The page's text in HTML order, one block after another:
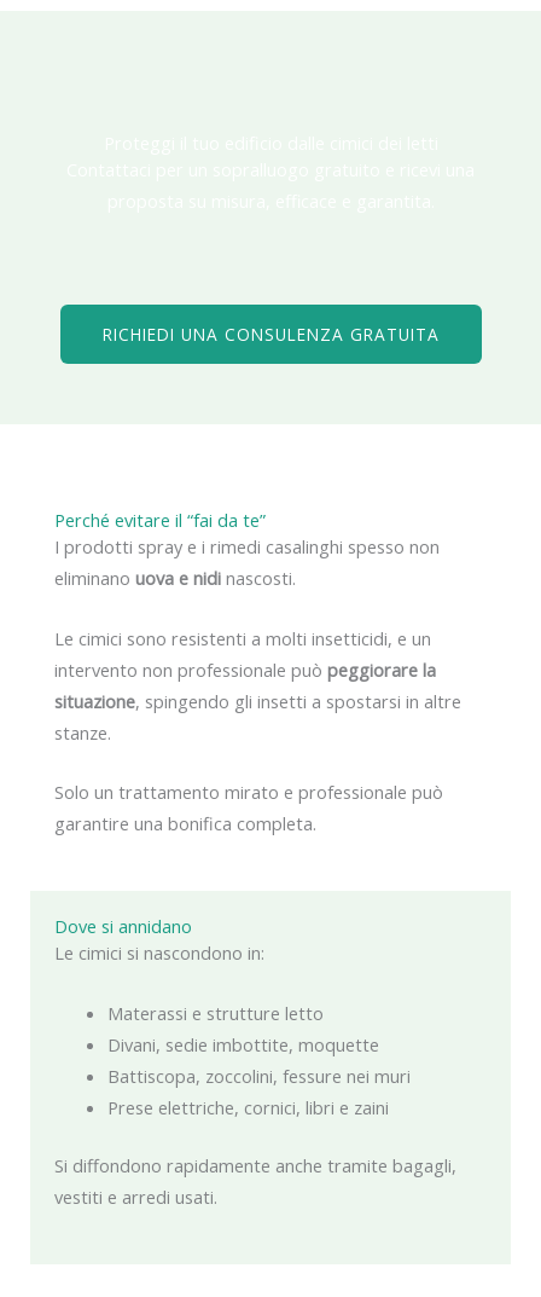
RICHIEDI UNA CONSULENZA GRATUITA
Dove si annidano
Le cimici si nascondono in:
Materassi e strutture letto
Divani, sedie imbottite, moquette
Battiscopa, zoccolini, fessure nei muri
Prese elettriche, cornici, libri e zaini
Si diffondono rapidamente anche tramite bagagli,
vestiti e arredi usati.
Perché evitare il “fai da te”
I prodotti spray e i rimedi casalinghi spesso non
eliminano uova e nidi nascosti.
Le cimici sono resistenti a molti insetticidi, e un
intervento non professionale può peggiorare la
situazione, spingendo gli insetti a spostarsi in altre
stanze.
Solo un trattamento mirato e professionale può
garantire una bonifica completa.